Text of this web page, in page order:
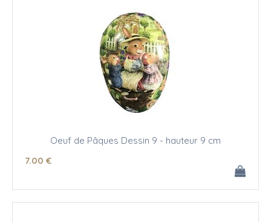
Oeuf de Pâques Dessin 9 - hauteur 9 cm
7.00 €